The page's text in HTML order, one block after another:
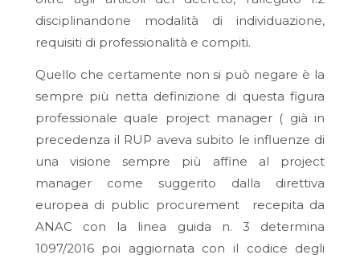
disciplinandone modalità di individuazione,
requisiti di professionalità e compiti.
Quello che certamente non si può negare è la
sempre più netta definizione di questa figura
professionale quale project manager ( già in
precedenza il RUP aveva subito le influenze di
una visione sempre più affine al project
manager come suggerito dalla direttiva
europea di public procurement recepita da
ANAC con la linea guida n. 3 determina
1097/2016 poi aggiornata con il codice degli